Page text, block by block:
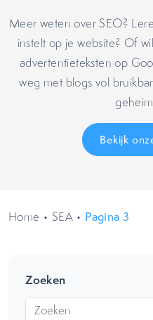
Meer weten over SEO?
instelt op je website? Of
advertentieteksten op
weg met blogs vol
Bekijk
Home • SEA • Pagina 3
Zoeken